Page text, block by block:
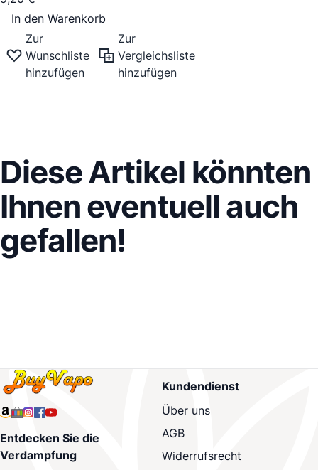
In den Warenkorb
Zur
Wunschliste
hinzufügen
Zur
Vergleichsliste
hinzufügen
Diese Artikel könnten
Ihnen eventuell auch
gefallen!
Entdecken Sie die
Verdampfung
Kundendienst
Über uns
AGB
Widerrufsrecht